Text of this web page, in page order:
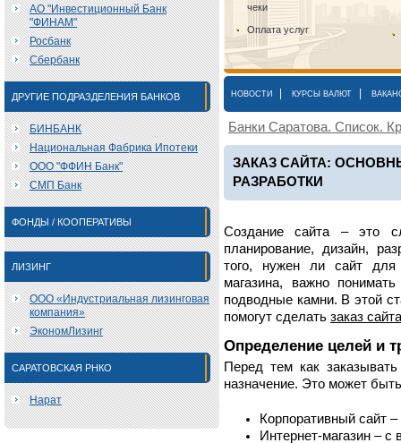
АО "Инвестиционный Банк
"ФИНАМ"
Росбанк
Сбербанк
ДРУГИЕ ПОДРАЗДЕЛЕНИЯ БАНКОВ
БИНБАНК
Национальная Фабрика Ипотеки
ООО "ФФИН Банк"
СМП Банк
ФОНДЫ / КООПЕРАТИВЫ
ЛИЗИНГ
ООО «Индустриальная лизинговая
компания»
ЭкономЛизинг
САРАТОВСКАЯ РНКО
Нарат
чеки
Оплата услуг
НОВОСТИ КУРСЫ ВАЛЮТ
Банки Саратова. Список.
ЗАКАЗ САЙТА:
РАЗРАБОТКИ
Создание сайта – это
планирование, дизайн,
того, нужен ли сайт для
магазина, важно
подводные камни. В этой
помогут сделать заказ сайта
Определение целей и
Перед тем как
назначение. Это может
Корпоративный сайт
Интернет-магазин –